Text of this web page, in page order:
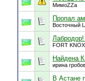
МимоZZа
Пропал
Восточный
FORT KNOX
Найдена
ирина
В Астане